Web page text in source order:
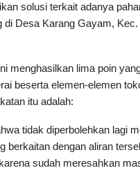
solusi terkait adanya
di Desa Karang Gayam,
menghasilkan lima poin
beserta elemen-elemen
itu adalah:
tidak diperbolehkan lagi
berkaitan dengan aliran
sudah meresahkan